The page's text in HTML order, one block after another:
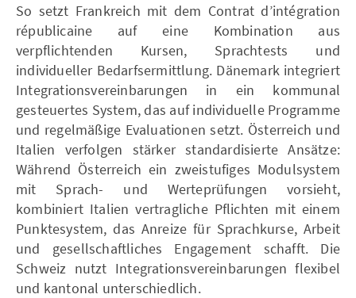
So setzt Frankreich mit dem Contrat d’intégration
républicaine auf eine Kombination aus
verpflichtenden Kursen, Sprachtests und
individueller Bedarfsermittlung. Dänemark integriert
Integrationsvereinbarungen in ein kommunal
gesteuertes System, das auf individuelle Programme
und regelmäßige Evaluationen setzt. Österreich und
Italien verfolgen stärker standardisierte Ansätze:
Während Österreich ein zweistufiges Modulsystem
mit Sprach- und Werteprüfungen vorsieht,
kombiniert Italien vertragliche Pflichten mit einem
Punktesystem, das Anreize für Sprachkurse, Arbeit
und gesellschaftliches Engagement schafft. Die
Schweiz nutzt Integrationsvereinbarungen flexibel
und kantonal unterschiedlich.